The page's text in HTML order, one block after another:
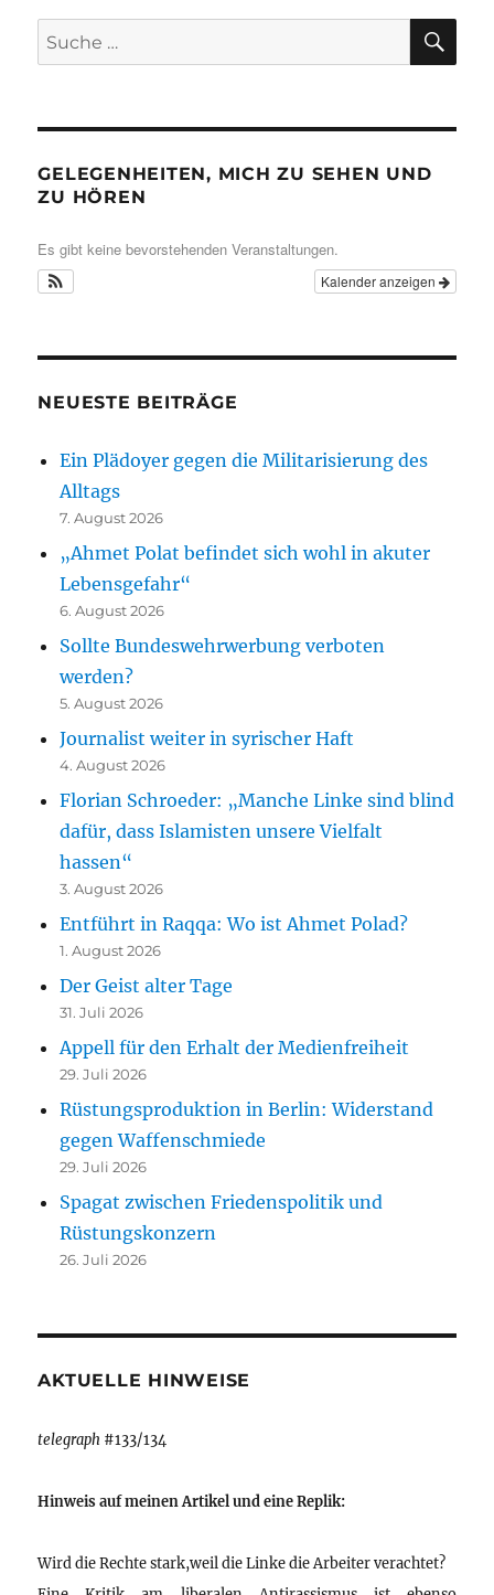
Suche
nach:
GELEGENHEITEN, MICH ZU SEHEN UND
ZU HÖREN
Es gibt keine bevorstehenden Veranstaltungen.
Kalender anzeigen
NEUESTE BEITRÄGE
Ein Plädoyer gegen die Militarisierung des
Alltags
7. August 2026
„Ahmet Polat befindet sich wohl in akuter
Lebensgefahr“
6. August 2026
Sollte Bundeswehrwerbung verboten
werden?
5. August 2026
Journalist weiter in syrischer Haft
4. August 2026
Florian Schroeder: „Manche Linke sind blind
dafür, dass Islamisten unsere Vielfalt
hassen“
3. August 2026
Entführt in Raqqa: Wo ist Ahmet Polad?
1. August 2026
Der Geist alter Tage
31. Juli 2026
Appell für den Erhalt der Medienfreiheit
29. Juli 2026
Rüstungsproduktion in Berlin: Widerstand
gegen Waffenschmiede
29. Juli 2026
Spagat zwischen Friedenspolitik und
Rüstungskonzern
26. Juli 2026
AKTUELLE HINWEISE
telegraph #133/134
Hinweis auf meinen Artikel und eine Replik:
Wird die Rechte stark,weil die Linke die Arbeiter verachtet?